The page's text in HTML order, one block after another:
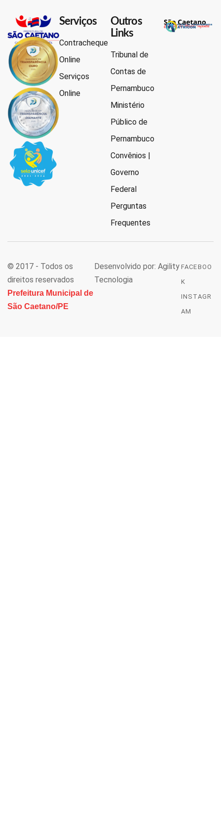
Serviços
Contracheque
Online
Serviços
Online
Outros
Links
Tribunal de
Contas de
Pernambuco
Ministério
Público de
Pernambuco
Convênios |
Governo
Federal
Perguntas
Frequentes
© 2017 - Todos os
direitos reservados
Prefeitura Municipal de
São Caetano/PE
Desenvolvido por: Agility
Tecnologia
FACEBOO
K
INSTAGR
AM